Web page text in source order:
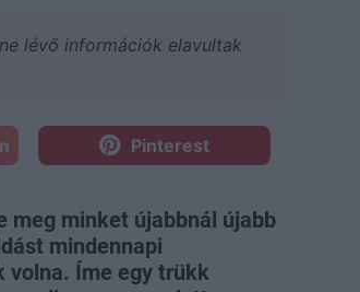
lévő információk elavultak
Pinterest
meg minket újabbnál újabb
mindennapi
volna. Íme egy trükk